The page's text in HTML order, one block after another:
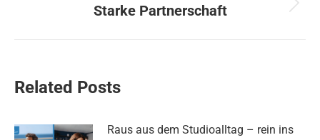
Nächster
Starke Partnerschaft
Related Posts
Raus aus dem Studioalltag – rein ins